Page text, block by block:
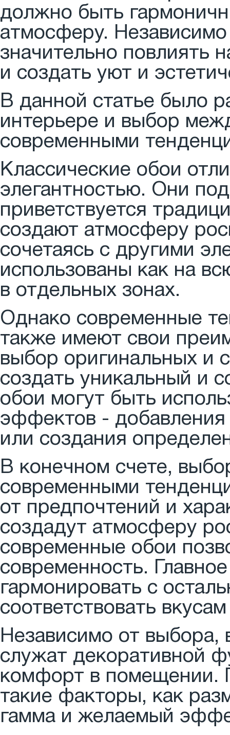
должно быть
атмосферу.
значительно повлиять
и создать уют и
В данной статье было
интерьере и выбор
современными
Классические обои
элегантностью. Они
приветствуется
создают атмосферу
сочетаясь с другими
использованы как на
в отдельных зонах.
Однако современные
также имеют свои
выбор оригинальных и
создать уникальный и
обои могут быть
эффектов -
или создания
В конечном счете,
современными
от предпочтений и
создадут атмосферу
современные обои
современность.
гармонировать с
соответствовать
Независимо от выбора,
служат декоративной
комфорт в помещении.
такие факторы, как
гамма и желаемый